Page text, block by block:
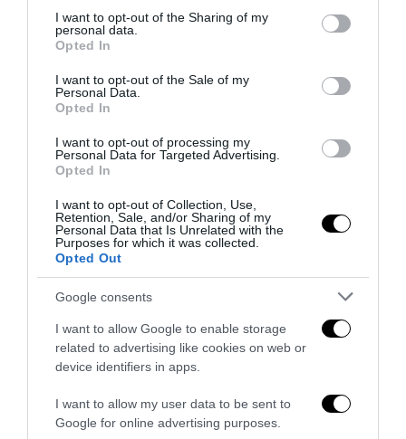
not limited to your visit or usage behaviour. You may click to
grant or deny consent to Google and its third-party tags to
use your data for below specified purposes in below Google
consent section.
I want to opt-out of the Sharing of my
personal data.
Opted In
I want to opt-out of the Sale of my
Personal Data.
Opted In
I want to opt-out of processing my
Personal Data for Targeted Advertising.
Opted In
I want to opt-out of Collection, Use,
Retention, Sale, and/or Sharing of my
Personal Data that Is Unrelated with the
Purposes for which it was collected.
Opted Out
Google consents
I want to allow Google to enable storage
related to advertising like cookies on web or
device identifiers in apps.
I want to allow my user data to be sent to
Google for online advertising purposes.
1 Agosto 2026
la minaccia ma non riesce a...
29 Luglio 2026